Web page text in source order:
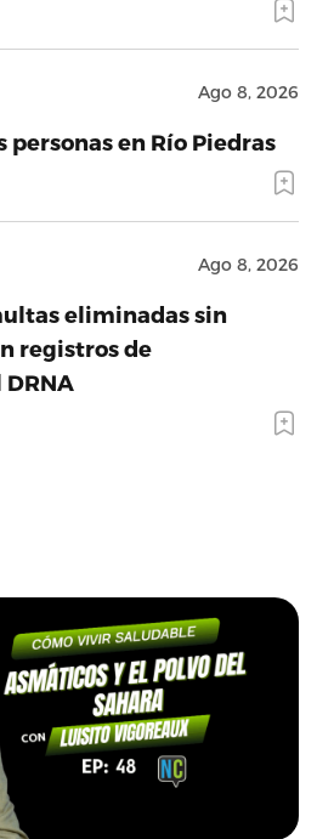
Ago 8, 2026
personas en Río Piedras
Ago 8, 2026
eliminadas sin
registros de